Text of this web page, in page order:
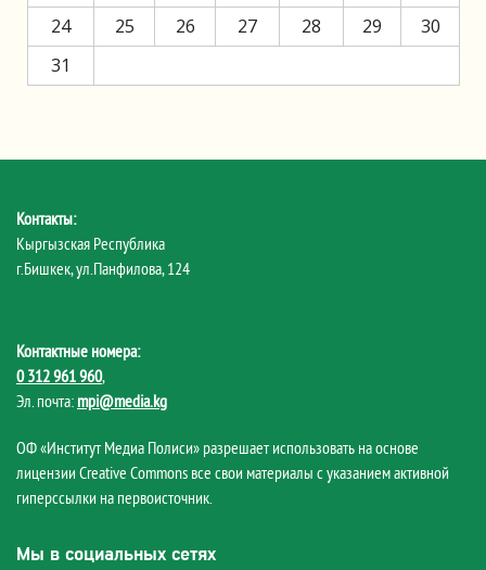
24
25 26 27 28 29
30
31
Контакты:
Кыргызская Республика
г.Бишкек, ул.Панфилова, 124
Контактные номера:
0 312 961 960,
Эл. почта: mpi@media.kg
ОФ «Институт Медиа Полиси» разрешает использовать на основе
лицензии Creative Commons все свои материалы с указанием активной
гиперссылки на первоисточник.
Мы в социальных сетях